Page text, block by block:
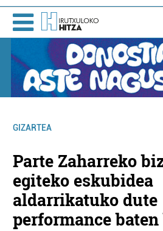
GIZARTEA
Parte Zaharreko
egiteko eskubidea
aldarrikatuko dute
performance